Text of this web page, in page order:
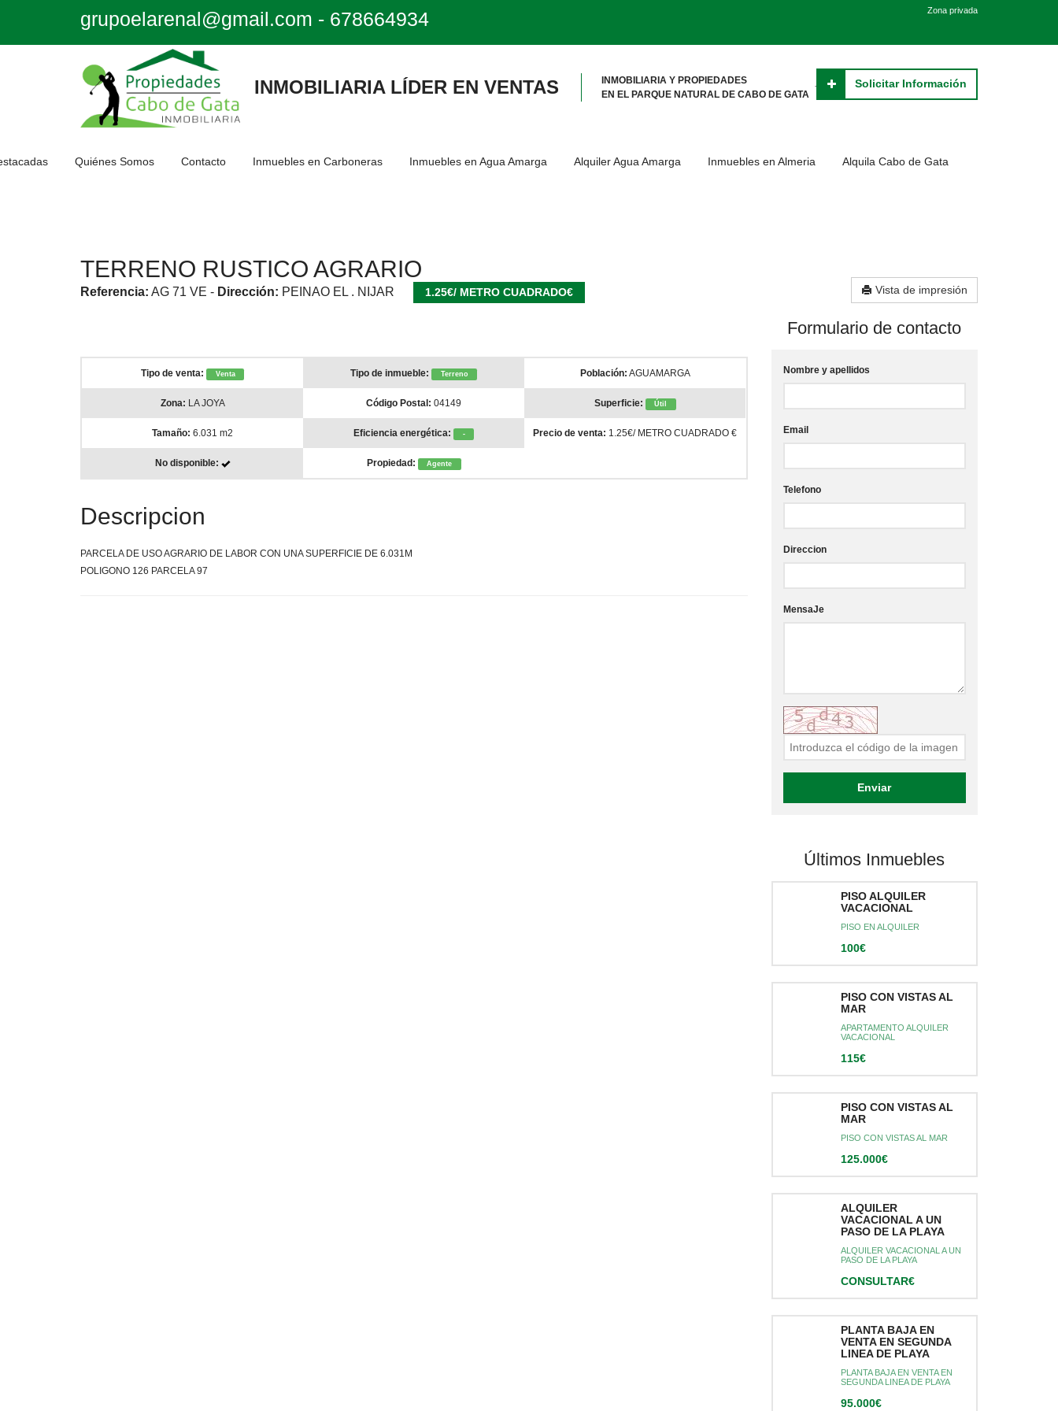
grupoelarenal@gmail.com - 678664934 Zona privada
INMOBILIARIA LÍDER EN VENTAS
INMOBILIARIA Y PROPIEDADES
EN EL PARQUE NATURAL DE CABO DE GATA
Solicitar Información
Quiénes Somos Contacto Inmuebles en Carboneras Inmuebles en Agua Amarga Alquiler Agua Amarga Inmuebles en Almeria Alquila Cabo de Gata
TERRENO RUSTICO AGRARIO
Referencia: AG 71 VE - Dirección: PEINAO EL . NIJAR 1.25€/ METRO CUADRADO€
Tipo de venta: Venta Tipo de inmueble: Terreno Población: AGUAMARGA
Zona: LA JOYA Código Postal: 04149 Superficie: Útil
Tamaño: 6.031 m2 Eficiencia energética: - Precio de venta: 1.25€/ METRO CUADRADO €
No disponible: Propiedad: Agente
Descripcion
PARCELA DE USO AGRARIO DE LABOR CON UNA SUPERFICIE DE 6.031M
POLIGONO 126 PARCELA 97
Vista de impresión
Formulario de contacto
Nombre y apellidos
Email
Telefono
Direccion
MensaJe
Últimos Inmuebles
PISO ALQUILER
VACACIONAL
PISO EN ALQUILER
100€
PISO CON VISTAS AL
MAR
APARTAMENTO ALQUILER
VACACIONAL
115€
PISO CON VISTAS AL
MAR
PISO CON VISTAS AL MAR
125.000€
ALQUILER
VACACIONAL A UN
PASO DE LA PLAYA
ALQUILER VACACIONAL A UN
PASO DE LA PLAYA
CONSULTAR€
PLANTA BAJA EN
VENTA EN SEGUNDA
LINEA DE PLAYA
PLANTA BAJA EN VENTA EN
SEGUNDA LINEA DE PLAYA
95.000€